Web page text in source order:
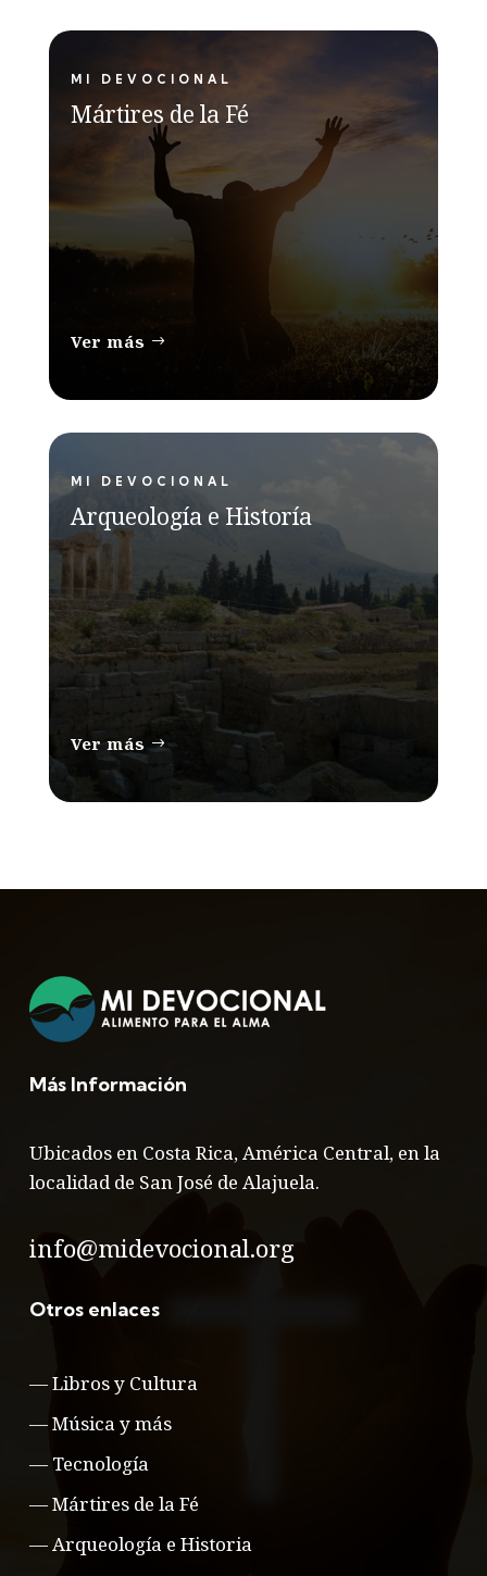
MI DEVOCIONAL
Mártires de la Fé
Ver más
MI DEVOCIONAL
Arqueología e Historía
Ver más
Más Información
Ubicados en Costa Rica, América Central, en la
localidad de San José de Alajuela.
info@midevocional.org
Otros enlaces
—Libros y Cultura
—Música y más
— Tecnología
—Mártires de la Fé
— Arqueología e Historia